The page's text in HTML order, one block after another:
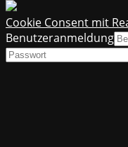
Cookie Consent mit
Benutzeranmeldung